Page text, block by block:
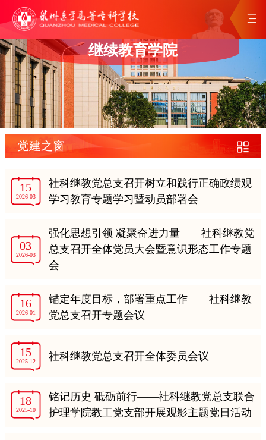
继续教育学院
党建之窗
15
2026-03
社科继教党总支召开树立和践行正确政绩观
学习教育专题学习暨动员部署会
03
2026-03
强化思想引领 凝聚奋进力量——社科继教党
总支召开全体党员大会暨意识形态工作专题
会
16
2026-01
锚定年度目标，部署重点工作——社科继教
党总支召开专题会议
15
2025-12 社科继教党总支召开全体委员会议
18
2025-10
铭记历史 砥砺前行——社科继教党总支联合
护理学院教工党支部开展观影主题党日活动